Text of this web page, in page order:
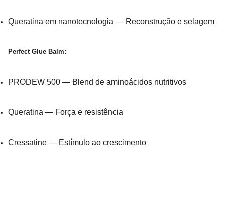
Queratina em nanotecnologia — Reconstrução e selagem
Perfect Glue Balm:
PRODEW 500 — Blend de aminoácidos nutritivos
Queratina — Força e resistência
Cressatine — Estímulo ao crescimento